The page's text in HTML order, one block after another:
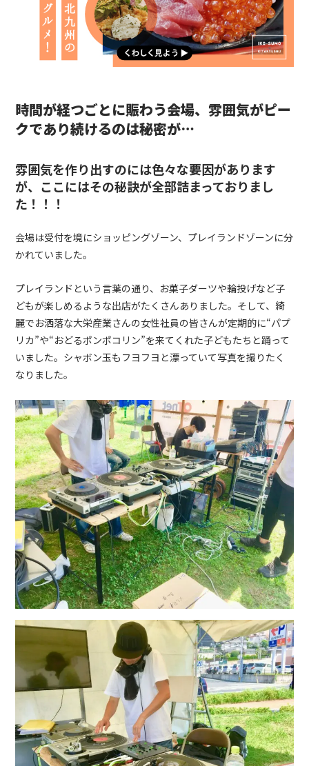
時間が経つごとに賑わう会場、雰囲気がピー
クであり続けるのは秘密が…
雰囲気を作り出すのには色々な要因があります
が、ここにはその秘訣が全部詰まっておりまし
た！！！
会場は受付を境にショッピングゾーン、プレイランドゾーンに分
かれていました。
プレイランドという言葉の通り、お菓子ダーツや輪投げなど子
どもが楽しめるような出店がたくさんありました。そして、綺
麗でお洒落な大栄産業さんの女性社員の皆さんが定期的に“パプ
リカ”や“おどるポンポコリン”を来てくれた子どもたちと踊って
いました。シャボン玉もフヨフヨと漂っていて写真を撮りたく
なりました。